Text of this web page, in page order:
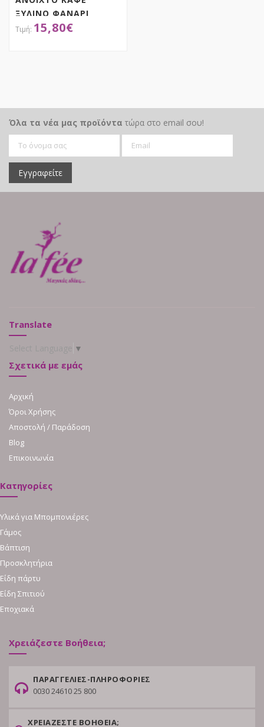
ΞΥΛΙΝΟ ΦΑΝΑΡΙ
ΔΑΠΕΔΟΥ
15,80€
Όλα τα νέα μας προϊόντα τώρα στο email σου!
Εγγραφείτε
Translate
▼
Σχετικά με εμάς
Αρχική
Όροι Χρήσης
Αποστολή / Παράδοση
Blog
Επικοινωνία
Κατηγορίες
Υλικά για Μπομπονιέρες
Γάμος
Βάπτιση
Προσκλητήρια
Είδη πάρτυ
Είδη Σπιτιού
Εποχιακά
Χρειάζεστε Βοήθεια;
ΠΑΡΑΓΓΕΛΙΕΣ-ΠΛΗΡΟΦΟΡΙΕΣ
0030 24610 25 800
ΧΡΕΙΑΖΕΣΤΕ ΒΟΗΘΕΙΑ;